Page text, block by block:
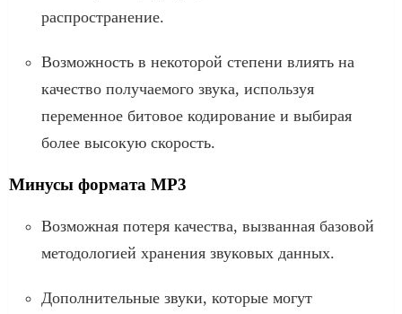
распространение.
Возможность в некоторой степени влиять на
качество получаемого звука, используя
переменное битовое кодирование и выбирая
более высокую скорость.
Минусы формата MP3
Возможная потеря качества, вызванная базовой
методологией хранения звуковых данных.
Дополнительные звуки, которые могут